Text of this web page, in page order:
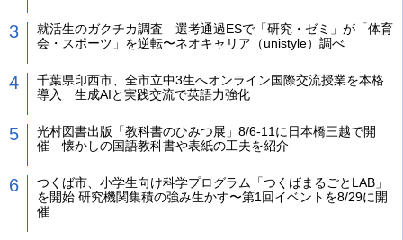
就活生のガクチカ調査 選考通過ESで「研究・ゼミ」が「体育
会・スポーツ」を逆転〜ネオキャリア（unistyle）調べ
千葉県印西市、全市立中3生へオンライン国際交流授業を本格
導入 生成AIと実践交流で英語力強化
光村図書出版「教科書のひみつ展」8/6-11に日本橋三越で開
催 懐かしの国語教科書や表紙の工夫を紹介
つくば市、小学生向け科学プログラム「つくばまるごとLAB」
を開始 研究機関集積の強み生かす〜第1回イベントを8/29に開
催